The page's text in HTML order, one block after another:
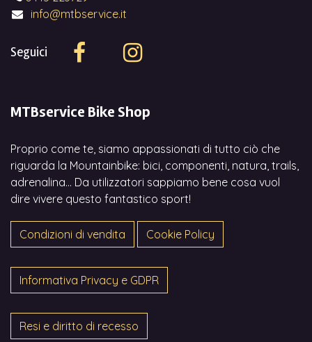
info@mtbservice.it
Seguici
MTBservice Bike Shop
Proprio come te, siamo appassionati di tutto ciò che
riguarda la Mountainbike: bici, componenti, natura, trails,
adrenalina... Da utilizzatori sappiamo bene cosa vuol
dire vivere questo fantastico sport!
Condizioni di vendita Cookie Policy
Informativa Privacy e GDPR
Resi e diritto di recesso